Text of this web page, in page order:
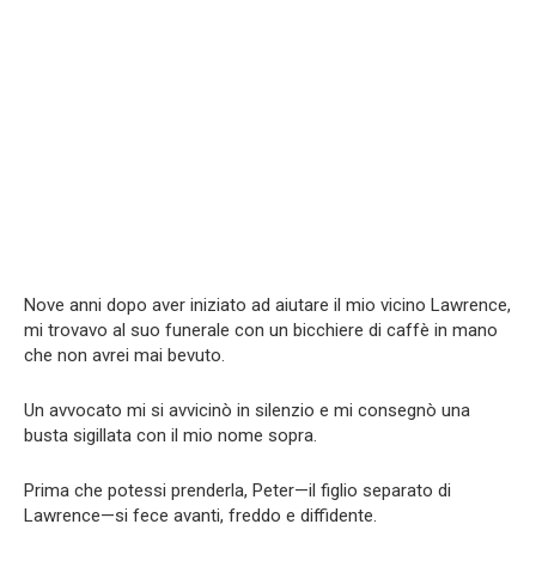
Nove anni dopo aver iniziato ad aiutare il mio vicino Lawrence,
mi trovavo al suo funerale con un bicchiere di caffè in mano
che non avrei mai bevuto.
Un avvocato mi si avvicinò in silenzio e mi consegnò una
busta sigillata con il mio nome sopra.
Prima che potessi prenderla, Peter—il figlio separato di
Lawrence—si fece avanti, freddo e diffidente.